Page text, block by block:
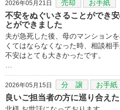
2026年05月21日 売却 お手紙
不安をぬぐいさることができ
とができました
夫が急死した後、母のマンション
くてはならなくなった時、相談相
不安はとても大きかったです。
2026年05月15日 分 譲 お手紙
良いご担当者の方に巡り合え